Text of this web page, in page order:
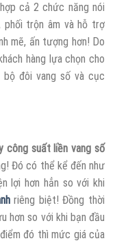
cả 2 chức năng nói
phối trộn âm và hỗ trợ
mẽ, ấn tượng hơn! Do
hàng lựa chọn cho
bộ đôi vang số và cục
công suất liền vang số
Đó có thể kể đến như
lợi hơn hẳn so với khi
riêng biệt! Đồng thời
hơn so với khi bạn đầu
đó thì mức giá của